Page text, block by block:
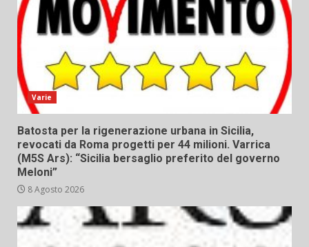
Varie
Batosta per la rigenerazione urbana in Sicilia,
revocati da Roma progetti per 44 milioni. Varrica
(M5S Ars): “Sicilia bersaglio preferito del governo
Meloni”
8 Agosto 2026